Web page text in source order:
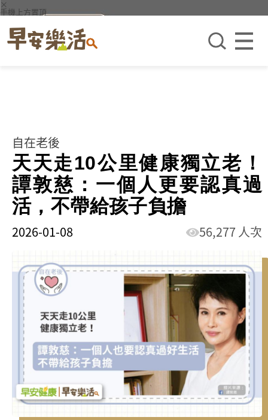
×
手機上方置頂
自在老後
天天走10公里健康獨立老！
譚敦慈：一個人更要認真過
活，不帶給孩子負擔
2026-01-08 56,277 人次